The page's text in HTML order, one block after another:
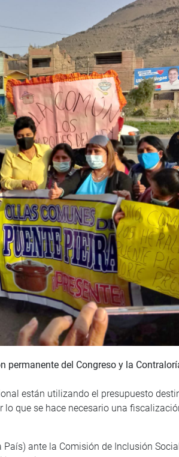
del Congreso y la
están utilizando el presupuesto
que se hace necesario una
ante la Comisión de Inclusión